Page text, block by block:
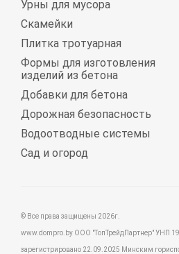
Урны для мусора
Скамейки
Плитка тротуарная
Формы для изготовления
изделий из бетона
Добавки для бетона
Дорожная безопасность
Водоотводные системы
Сад и огород
© Все права защищены 2026г.
www.dompro.by ООО "ТопТрейдПартнер" УНП
зарегистрировано 22.09.2025 Минским